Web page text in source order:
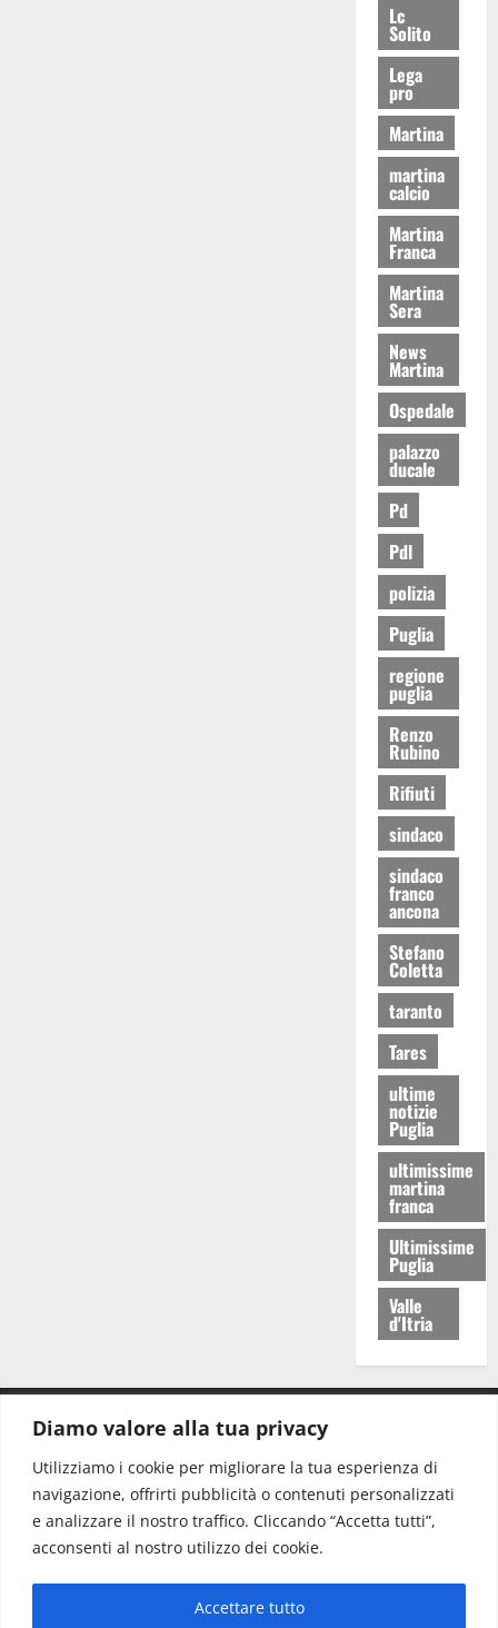
Diamo valore alla tua privacy
Utilizziamo i cookie per migliorare la tua esperienza di
navigazione, offrirti pubblicità o contenuti personalizzati
e analizzare il nostro traffico. Cliccando “Accetta tutti”,
acconsenti al nostro utilizzo dei cookie.
Accettare tutto
Lc
Solito
Lega
pro
Martina
martina
calcio
Martina
Franca
Martina
Sera
News
Martina
Ospedale
palazzo
ducale
Pd
Pdl
polizia
Puglia
regione
puglia
Renzo
Rubino
Rifiuti
sindaco
sindaco
franco
ancona
Stefano
Coletta
taranto
Tares
ultime
notizie
Puglia
ultimissime
martina
franca
Ultimissime
Puglia
Valle
d'Itria
Redazione: redazione@www.martinasera.it
Direttore:direttore@www.martinasera.it
Info & Commerciale:info@www.martinasera.it